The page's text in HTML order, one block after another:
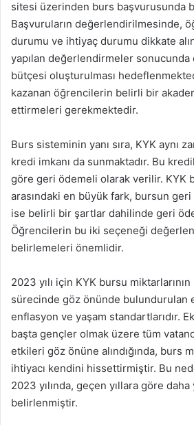
sitesi üzerinden burs başvurusunda
Başvuruların değerlendirilmesinde,
durumu ve ihtiyaç durumu dikkate
yapılan değerlendirmeler
bütçesi oluşturulması
kazanan öğrencilerin belirli bir
ettirmeleri gerekmektedir.
Burs sisteminin yanı sıra, KYK aynı
kredi imkanı da sunmaktadır. Bu
göre geri ödemeli olarak verilir. KYK
arasındaki en büyük fark, bursun
ise belirli bir şartlar dahilinde geri
Öğrencilerin bu iki seçeneği
belirlemeleri önemlidir.
2023 yılı için KYK bursu
sürecinde göz önünde bulundurulan
enflasyon ve yaşam standartlarıdır.
başta gençler olmak üzere tüm
etkileri göz önüne alındığında, burs
ihtiyacı kendini hissettirmiştir. Bu
2023 yılında, geçen yıllara göre
belirlenmiştir.